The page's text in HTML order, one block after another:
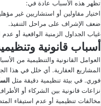
تظهر هذه الأسباب عادة في:
اختيار مقاولين أو استشاريين غير
ضعف الإشراف على مراحل التنفيذ.
غياب الجداول الزمنية الواقعية أو عدم
أسباب قانونية
العوامل القانونية والتنظيمية من
المشاريع العقارية. أي خلل في هذا
فوري. في بيئة تنظيمية دقيقة مثل
نزاعات قانونية بين الشركاء أو
مخالفات تنظيمية أو عدم استيفاء